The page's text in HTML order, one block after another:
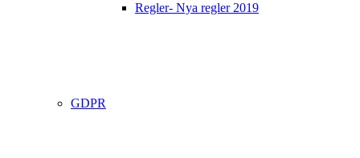
Regler- Nya regler 2019
GDPR